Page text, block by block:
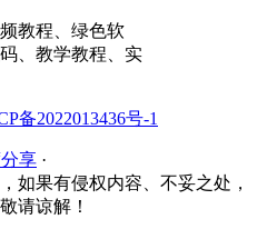
教程、绿色软
、教学教程、实
备2022013436号-1
享 ·
如果有侵权内容、不妥之处，
请谅解！